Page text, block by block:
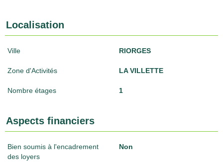
Localisation
Ville RIORGES
Zone d'Activités LA VILLETTE
Nombre étages 1
Aspects financiers
Bien soumis à l'encadrement
des loyers
Non